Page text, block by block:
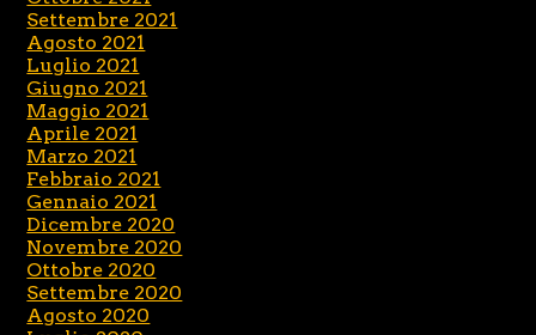
Settembre 2021
Agosto 2021
Luglio 2021
Giugno 2021
Maggio 2021
Aprile 2021
Marzo 2021
Febbraio 2021
Gennaio 2021
Dicembre 2020
Novembre 2020
Ottobre 2020
Settembre 2020
Agosto 2020